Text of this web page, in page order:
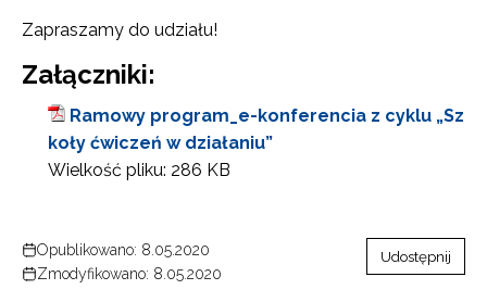
Zapraszamy do udziału!
Załączniki:
Ramowy program_e-konferencia z cyklu „Sz
koły ćwiczeń w działaniu”
Wielkość pliku: 286 KB
Opublikowano: 8.05.2020
Zmodyfikowano: 8.05.2020
Udostępnij